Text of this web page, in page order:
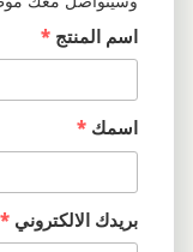
اسم المنتج *
اسمك *
بريدك الالكتروني *